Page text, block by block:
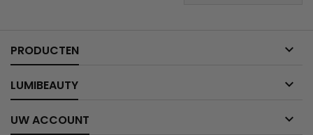
PRODUCTEN 
LUMIBEAUTY 
UW ACCOUNT 